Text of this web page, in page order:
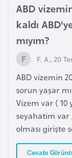
ABD
kaldı
mıyım?
F. A., 20
ABD vizemin
sorun yaşar
Vizem var ( 10
seyahatim var
olması girişte
Cevabı
E
i
y
o
p
y
a
F